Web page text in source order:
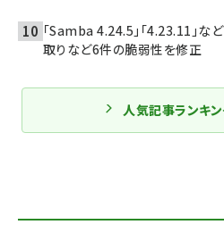
「Samba 4.24.5」「4.23.11」な
取りなど6件の脆弱性を修正
人気記事ランキ